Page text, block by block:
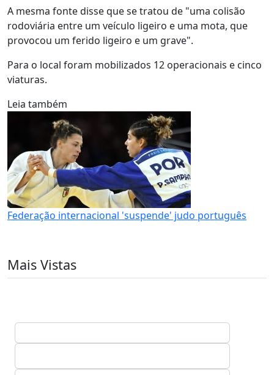
A mesma fonte disse que se tratou de "uma colisão
rodoviária entre um veículo ligeiro e uma mota, que
provocou um ferido ligeiro e um grave".
Para o local foram mobilizados 12 operacionais e cinco
viaturas.
Leia também
Federação internacional 'suspende' judo português
Mais Vistas